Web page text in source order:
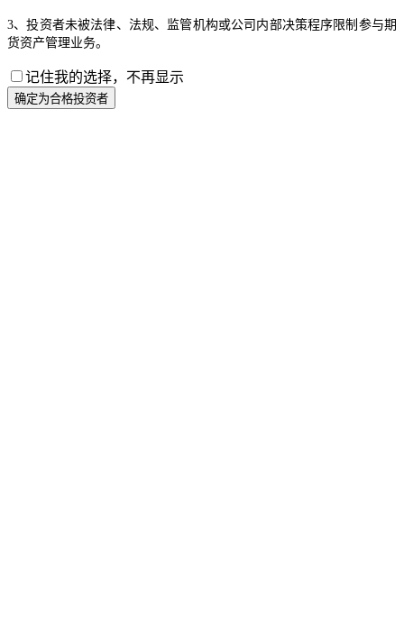
3、投资者未被法律、法规、监管机构或公司内部决策程序限制参与期
货资产管理业务。
记住我的选择，不再显示
确定为合格投资者